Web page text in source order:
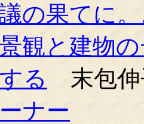
の果てに
観と建物
る
末包伸
ナー